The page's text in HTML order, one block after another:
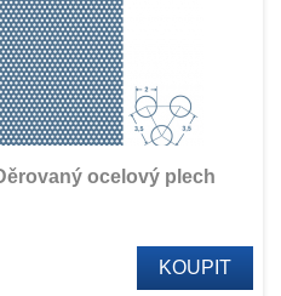
ocelový plech
KOUPIT